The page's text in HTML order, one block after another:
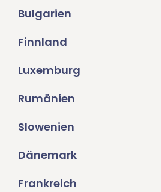
Bulgarien
Finnland
Luxemburg
Rumänien
Slowenien
Dänemark
Frankreich